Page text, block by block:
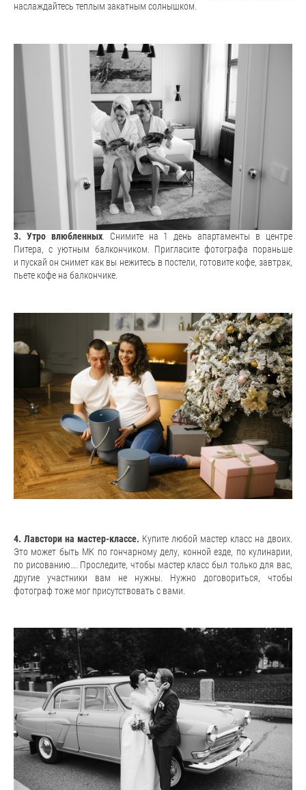
наслаждайтесь теплым закатным солнышком.
3. Утро влюбленных. Снимите на 1 день апартаменты в центре
Питера, с уютным балкончиком. Пригласите фотографа пораньше
и пускай он снимет как вы нежитесь в постели, готовите кофе, завтрак,
пьете кофе на балкончике.
4. Лавстори на мастер-классе. Купите любой мастер класс на двоих.
Это может быть МК по гончарному делу, конной езде, по кулинарии,
по рисованию…. Проследите, чтобы мастер класс был только для вас,
другие участники вам не нужны. Нужно договориться, чтобы
фотограф тоже мог присутствовать с вами.